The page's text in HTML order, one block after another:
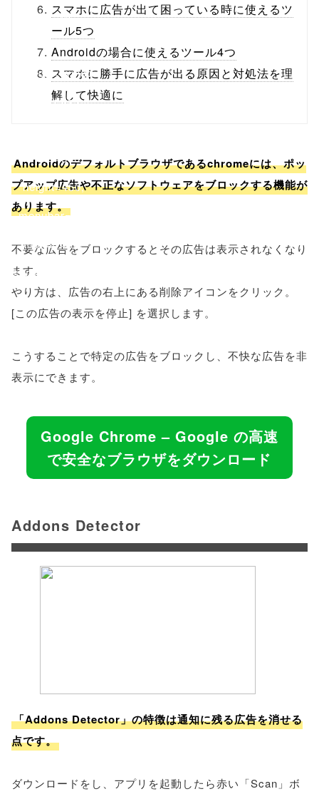
line10
/1134036"
onclick="windo
w.open(this.hre
'width=550,
height=450,
menubar=no,
toolbar=no,
scrollbars=yes'
); return
スマホに広告が出て困っている時に使えるツ
ール5つ
Androidの場合に使えるツール4つ
スマホに勝手に広告が出る原因と対処法を理
解して快適に
Androidのデフォルトブラウザであるchromeには、ポッ
プアップ広告や不正なソフトウェアをブロックする機能が
あります。
不要な広告をブロックするとその広告は表示されなくなり
ます。
やり方は、広告の右上にある削除アイコンをクリック。
[この広告の表示を停止] を選択します。
こうすることで特定の広告をブロックし、不快な広告を非
表示にできます。
Google Chrome – Google の高速
で安全なブラウザをダウンロード
Addons Detector
「Addons Detector」の特徴は通知に残る広告を消せる
点です。
ダウンロードをし、アプリを起動したら赤い「Scan」ボ